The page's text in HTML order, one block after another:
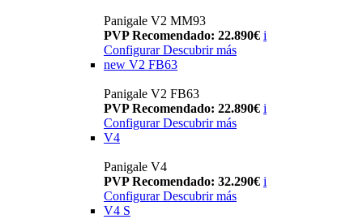
Panigale V2 MM93
PVP Recomendado: 22.890€ i
Configurar Descubrir más
new V2 FB63
Panigale V2 FB63
PVP Recomendado: 22.890€ i
Configurar Descubrir más
V4
Panigale V4
PVP Recomendado: 32.290€ i
Configurar Descubrir más
V4 S